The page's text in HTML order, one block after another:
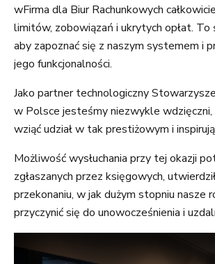
wFirma dla Biur Rachunkowych
limitów, zobowiązań i ukrytych opłat. To
aby zapoznać się z naszym systemem i
jego funkcjonalności.
Jako partner technologiczny
w Polsce jesteśmy niezwykle
wziąć udział w tak prestiżowym i
Możliwość wysłuchania przy tej okazji
zgłaszanych przez księgowych,
przekonaniu, w jak dużym stopniu nasze
przyczynić się do unowocześnienia i